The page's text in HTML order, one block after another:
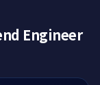
Engineer